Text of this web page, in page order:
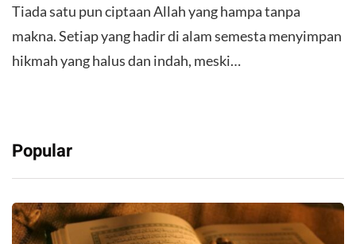
Tiada satu pun ciptaan Allah yang hampa tanpa
makna. Setiap yang hadir di alam semesta menyimpan
hikmah yang halus dan indah, meski…
Popular